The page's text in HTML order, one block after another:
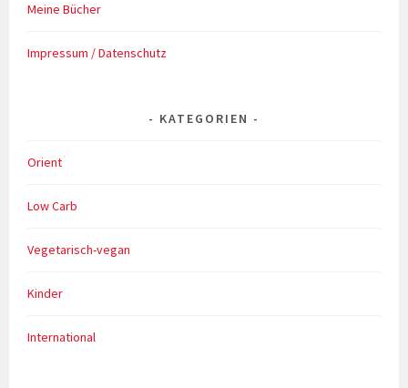
Meine Bücher
Impressum / Datenschutz
KATEGORIEN
Orient
Low Carb
Vegetarisch-vegan
Kinder
International